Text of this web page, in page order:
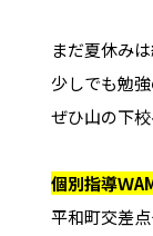
まだ夏休みは
少しでも勉
ぜひ山の下
個別指導Ｗ
平和町交差